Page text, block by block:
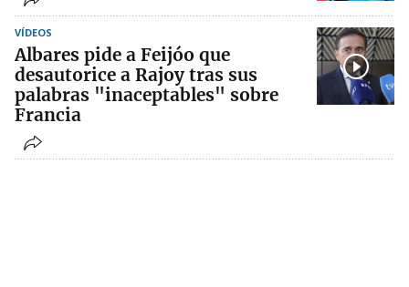
VÍDEOS
Albares pide a Feijóo que
desautorice a Rajoy tras sus
palabras "inaceptables" sobre
Francia